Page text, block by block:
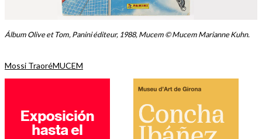
Álbum Olive et Tom, Panini éditeur, 1988, Mucem © Mucem Marianne Kuhn.
Mossi TraoréMUCEM